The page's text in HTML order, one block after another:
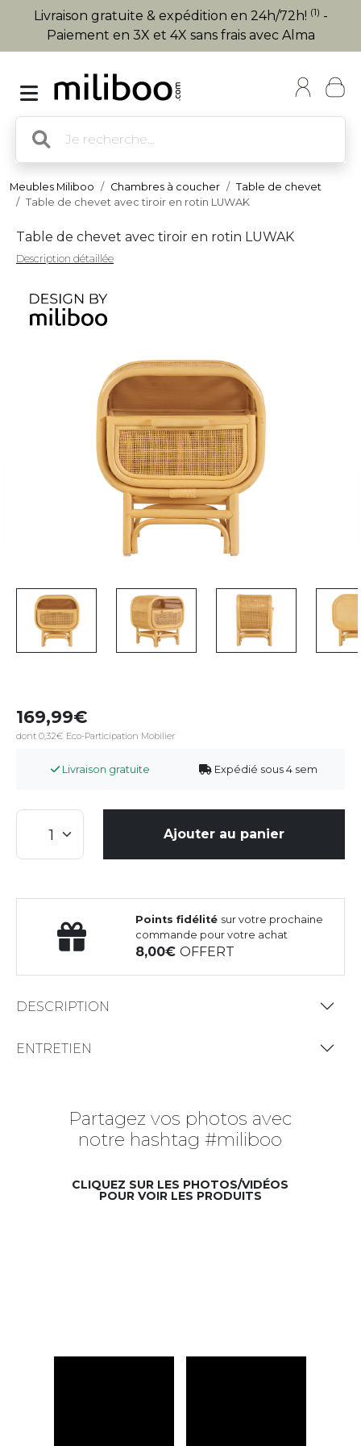
Livraison gratuite & expédition en 24h/72h! (1) -
Paiement en 3X et 4X sans frais avec Alma
Meubles Miliboo Chambres à coucher
Table de chevet
Table de chevet avec tiroir en rotin LUWAK
Table de chevet avec tiroir en rotin LUWAK
Description détaillée
169,99
dont 0,32€ Eco-Participation Mobilier
Livraison gratuite Expédié sous 4 sem
Ajouter au panier
Points fidélité sur votre prochaine
commande pour votre achat
8,00OFFERT
DESCRIPTION
ENTRETIEN
Partagez vos photos avec
notre hashtag #miliboo
CLIQUEZ SUR LES PHOTOS/VIDÉOS
POUR VOIR LES PRODUITS